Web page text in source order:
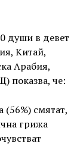
души в девет
Китай,
Арабия,
показва, че:
(56%) смятат,
грижа